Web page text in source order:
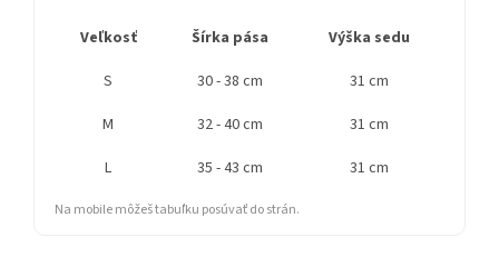
Veľkosť Šírka pása Výška sedu
S
30 - 38 cm 31 cm
M
32 - 40 cm 31 cm
L
35 - 43 cm 31 cm
Na mobile môžeš tabuľku posúvať do strán.